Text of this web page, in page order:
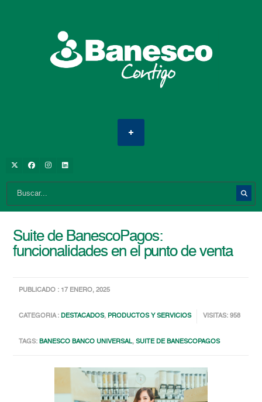
Suite de BanescoPagos:
funcionalidades en el punto de venta
PUBLICADO : 17 ENERO, 2025
CATEGORIA :DESTACADOS, PRODUCTOS Y SERVICIOS VISITAS: 958
TAGS:BANESCO BANCO UNIVERSAL,SUITE DE BANESCOPAGOS